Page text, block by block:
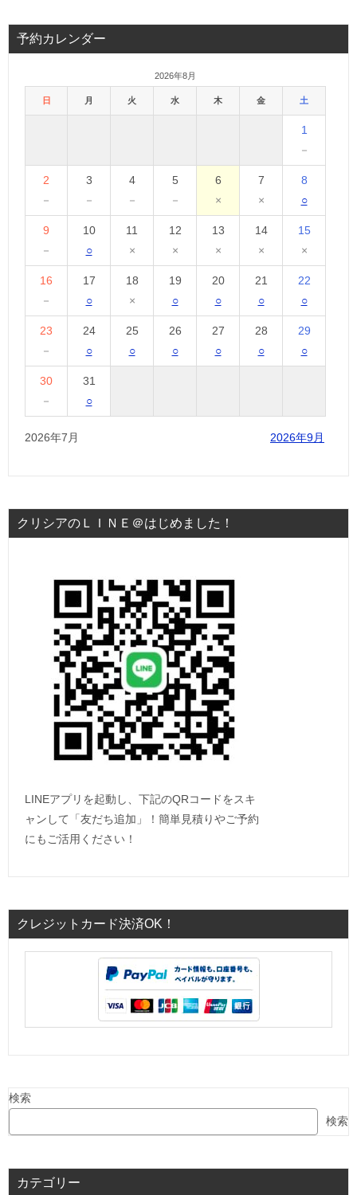
予約カレンダー
2026年8月
日 月 火 水 木 金 土
1
－
2
－
3
－
4
－
5
－
6
×
7
×
8
○
9
－
10
○
11
×
12
×
13
×
14
×
15
×
16
－
17
○
18
×
19
○
20
○
21
○
22
○
23
－
24
○
25
○
26
○
27
○
28
○
29
○
30
－
31
○
2026年7月 2026年9月
クリシアのＬＩＮＥ＠はじめました！
LINEアプリを起動し、下記のQRコードをスキ
ャンして「友だち追加」！簡単見積りやご予約
にもご活用ください！
クレジットカード決済OK！
検索
検索
カテゴリー